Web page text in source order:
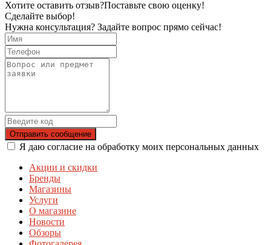
Хотите оставить отзыв?Поставьте свою оценку!
Сделайте выбор!
Нужна консультация? Задайте вопрос прямо сейчас!
Отправить сообщение
Я даю согласие на обработку моих персональных данных
Акции и скидки
Бренды
Магазины
Услуги
О магазине
Новости
Обзоры